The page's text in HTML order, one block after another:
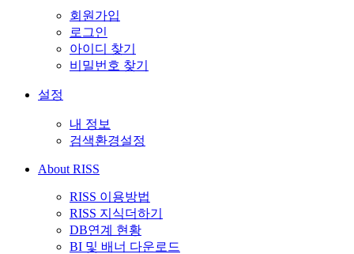
회원가입
로그인
아이디 찾기
비밀번호 찾기
설정
내 정보
검색환경설정
About RISS
RISS 이용방법
RISS 지식더하기
DB연계 현황
BI 및 배너 다운로드